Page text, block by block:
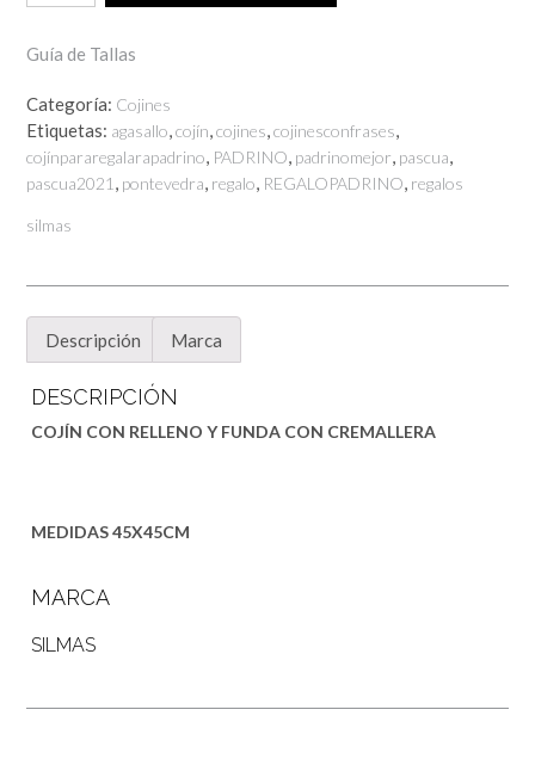
MEJOR
Guía de Tallas
Categoría: Cojines
Etiquetas: agasallo,cojín,cojines,cojinesconfrases,
cojínpararegalarapadrino, PADRINO, padrinomejor, pascua,
pascua2021 , pontevedra, regalo, REGALOPADRINO, regalos
silmas
Descripción Marca
DESCRIPCIÓN
COJÍN CON RELLENO Y FUNDA CON CREMALLERA
MEDIDAS 45X45CM
MARCA
SILMAS